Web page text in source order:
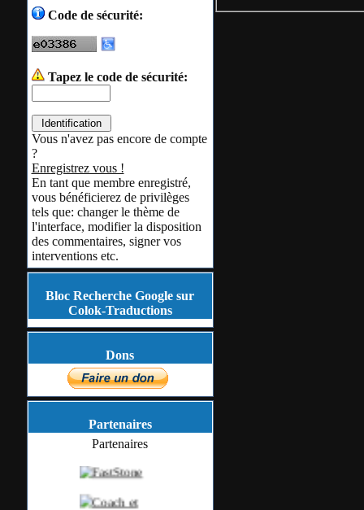
Code de sécurité:
Tapez le code de sécurité:
Vous n'avez pas encore de compte
?
Enregistrez vous !
En tant que membre enregistré,
vous bénéficierez de privilèges
tels que: changer le thème de
l'interface, modifier la disposition
des commentaires, signer vos
interventions etc.
Bloc Recherche Google sur
Colok-Traductions
Dons
Partenaires
Partenaires